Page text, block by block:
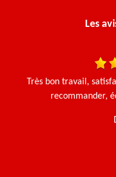
Les
Très bon travail,
recommander,